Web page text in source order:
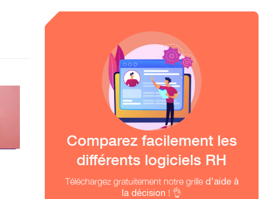
Comparez facilement les
différents logiciels RH
Téléchargez gratuitement notre grille d'aide à
la décision ! 👌